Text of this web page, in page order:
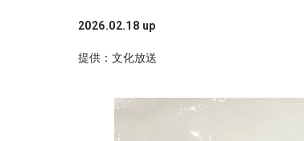
2026.02.18 up
提供：文化放送